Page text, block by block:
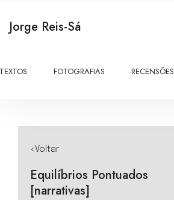
Jorge Reis-Sá
TEXTOS FOTOGRAFIAS RECENSÕES
<Voltar
Equilíbrios Pontuados
[narrativas]